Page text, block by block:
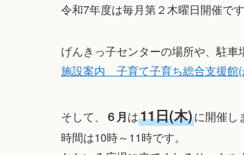
令和7年度は毎月第２木曜日開催です
げんきっ子センターの場所や、駐車
施設案内 子育て子育ち総合支援館(
そして、 ６月は11日(木)に開催し
時間は10時～11時です。